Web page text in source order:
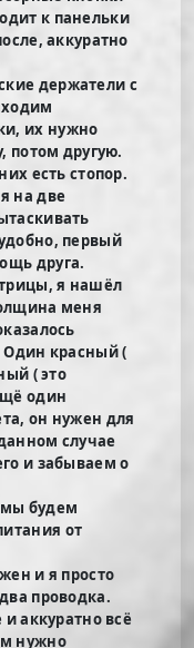
к панельки
аккуратно
держатели с
их нужно
потом другую.
есть стопор.
на две
первый
друга.
я нашёл
меня
Один красный (
( это
один
он нужен для
случае
и забываем о
мы будем
от
и я просто
проводка.
аккуратно всё
нужно